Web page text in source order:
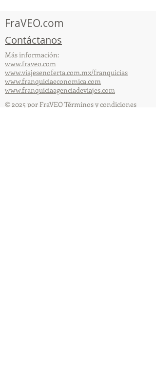
FraVEO.com
Contáctanos
Más información:
www.fraveo.com
www.viajesenoferta.com.mx/franquicias
www.franquiciaeconomica.com
www.franquiciaagenciadeviajes.com
© 2025 por FraVEO Términos y condiciones